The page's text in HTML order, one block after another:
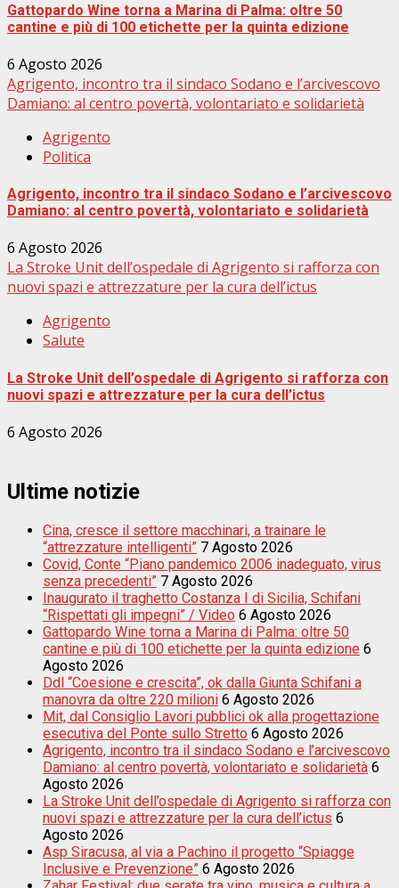
Gattopardo Wine torna a Marina di Palma: oltre 50
cantine e più di 100 etichette per la quinta edizione
6 Agosto 2026
Agrigento, incontro tra il sindaco Sodano e l’arcivescovo
Damiano: al centro povertà, volontariato e solidarietà
Agrigento
Politica
Agrigento, incontro tra il sindaco Sodano e l’arcivescovo
Damiano: al centro povertà, volontariato e solidarietà
6 Agosto 2026
La Stroke Unit dell’ospedale di Agrigento si rafforza con
nuovi spazi e attrezzature per la cura dell’ictus
Agrigento
Salute
La Stroke Unit dell’ospedale di Agrigento si rafforza con
nuovi spazi e attrezzature per la cura dell’ictus
6 Agosto 2026
Ultime notizie
Cina, cresce il settore macchinari, a trainare le
“attrezzature intelligenti” 7 Agosto 2026
Covid, Conte “Piano pandemico 2006 inadeguato, virus
senza precedenti” 7 Agosto 2026
Inaugurato il traghetto Costanza I di Sicilia, Schifani
“Rispettati gli impegni” / Video 6 Agosto 2026
Gattopardo Wine torna a Marina di Palma: oltre 50
cantine e più di 100 etichette per la quinta edizione 6
Agosto 2026
Ddl “Coesione e crescita”, ok dalla Giunta Schifani a
manovra da oltre 220 milioni 6 Agosto 2026
Mit, dal Consiglio Lavori pubblici ok alla progettazione
esecutiva del Ponte sullo Stretto 6 Agosto 2026
Agrigento, incontro tra il sindaco Sodano e l’arcivescovo
Damiano: al centro povertà, volontariato e solidarietà 6
Agosto 2026
La Stroke Unit dell’ospedale di Agrigento si rafforza con
nuovi spazi e attrezzature per la cura dell’ictus 6
Agosto 2026
Asp Siracusa, al via a Pachino il progetto “Spiagge
Inclusive e Prevenzione” 6 Agosto 2026